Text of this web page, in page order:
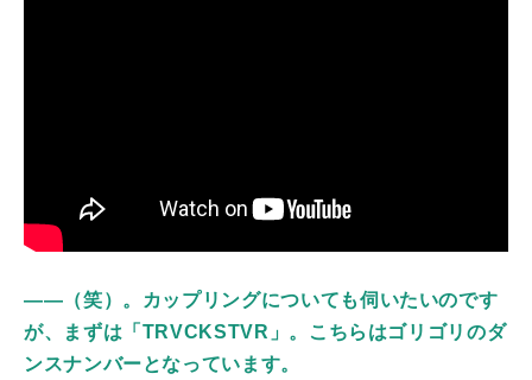
――（笑）。カップリングについても伺いたいのです
が、まずは「TRVCKSTVR」。こちらはゴリゴリのダ
ンスナンバーとなっています。